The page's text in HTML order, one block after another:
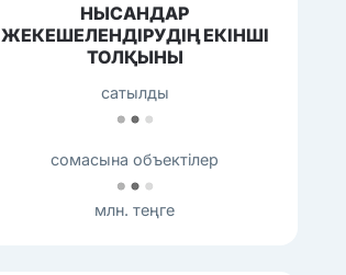
НЫСАНДАР
ЖЕКЕШЕЛЕНДІРУДІҢ ЕКІНШІ
ТОЛҚЫНЫ
сатылды
сомасына объектілер
млн. теңге